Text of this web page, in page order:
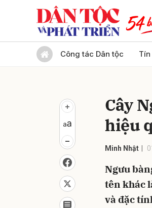
Công tác Dân tộc
Cây
hiệu
Minh Nhật
Ngưu
tên khác
và đặc